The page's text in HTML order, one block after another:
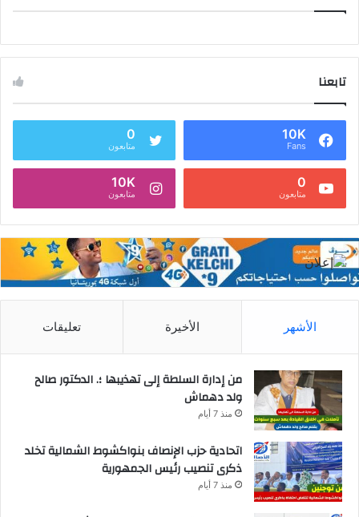
تابعنا
10K
Fans
0
متابعون
0
متابعون
10K
متابعون
الأشهر الأخيرة تعليقات
من إدارة السلطة إلى تهذيبها ؛. الدكتور صالح
ولد دهماش
منذ 7 أيام
اتحادية حزب الإنصاف بنواكشوط الشمالية تخلد
ذكرى تنصيب رئيس الجمهورية
منذ 7 أيام